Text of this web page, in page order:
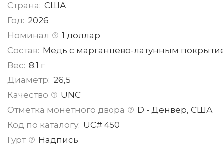
Страна: США
Год: 2026
Номинал
1 доллар
Состав: Медь с марганцево-латунным
Вес: 8.1 г
Диаметр: 26,5
Качество
UNC
Отметка монетного двора
D - Денвер, США
Код по каталогу: UC# 450
Гурт
Надпись